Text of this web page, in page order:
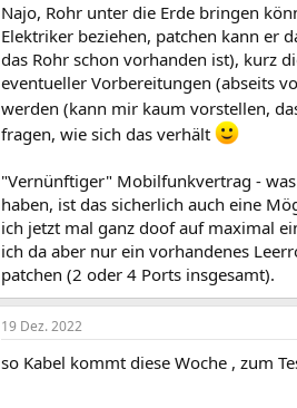
Najo, Rohr unter die Erde bringen
Elektriker beziehen, patchen kann er
das Rohr schon vorhanden ist), kurz
eventueller Vorbereitungen (abseits
werden (kann mir kaum vorstellen,
fragen, wie sich das verhält
"Vernünftiger" Mobilfunkvertrag -
haben, ist das sicherlich auch eine
ich jetzt mal ganz doof auf maximal
ich da aber nur ein vorhandenes
patchen (2 oder 4 Ports insgesamt).
19 Dez. 2022
so Kabel kommt diese Woche , zum